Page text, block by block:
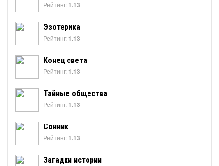
Рейтинг: 1.13
Эзотерика
Рейтинг: 1.13
Конец света
Рейтинг: 1.13
Тайные общества
Рейтинг: 1.13
Сонник
Рейтинг: 1.13
Загадки истории